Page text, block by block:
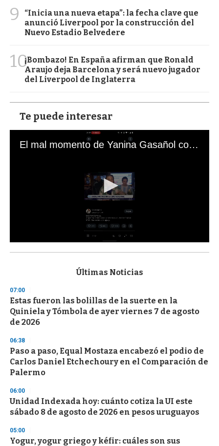
9
“Inicia una nueva etapa”: la fecha clave que
anunció Liverpool por la construcción del
Nuevo Estadio Belvedere
10¡Bombazo! En España afirman que Ronald
Araujo deja Barcelona y será nuevo jugador
del Liverpool de Inglaterra
Te puede interesar
El mal momento de Yanina Gasañol con un hincha argentino en "Subrayado"
s
d
s
o
f
3
s
e
c
o
n
Últimas Noticias
07:00
Estas fueron las bolillas de la suerte en la
Quiniela y Tómbola de ayer viernes 7 de agosto
de 2026
06:38
Paso a paso, Equal Mostaza encabezó el podio de
Carlos Daniel Etchechoury en el Comparación de
Palermo
06:00
Unidad Indexada hoy: cuánto cotiza la UI este
sábado 8 de agosto de 2026 en pesos uruguayos
05:00
Yogur, yogur griego y kéfir: cuáles son sus